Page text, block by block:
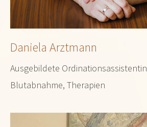
Daniela Arztmann
Ausgebildete Ordinationsassistentin
Blutabnahme, Therapien